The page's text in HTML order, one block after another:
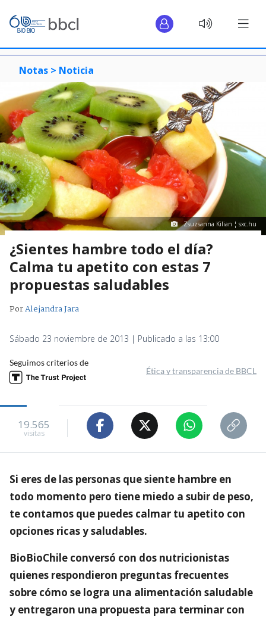
Notas > Noticia
Zsuzsanna Kilian ¦ sxc.hu
¿Sientes hambre todo el día?
Calma tu apetito con estas 7
propuestas saludables
PorAlejandra Jara
Sábado 23 noviembre de 2013 | Publicado a las 13:00
Seguimos criterios de
Ética y transparencia de BBCL
19.565
visitas
Si eres de las personas que siente hambre en
todo momento pero tiene miedo a subir de peso,
te contamos que puedes calmar tu apetito con
opciones ricas y saludables.
BioBioChile conversó con dos nutricionistas
quienes respondieron preguntas frecuentes
sobre cómo se logra una alimentación saludable
y entregaron una propuesta para terminar con